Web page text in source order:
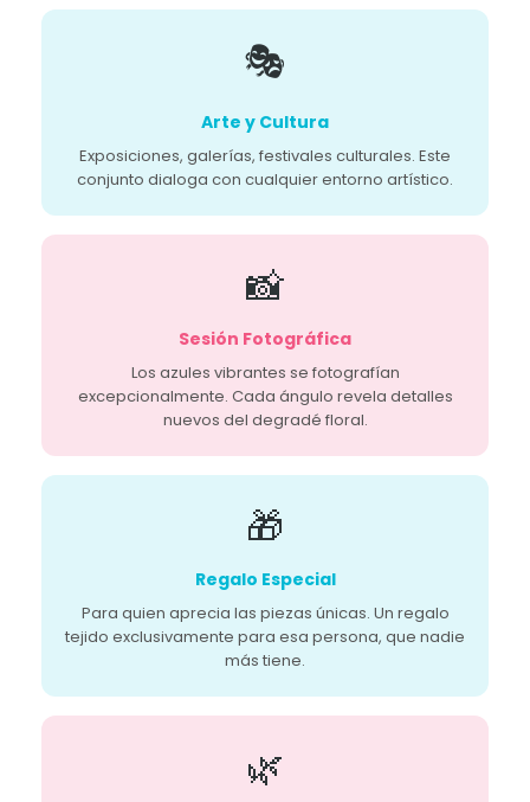
🎭
Arte y Cultura
Exposiciones, galerías, festivales culturales. Este
conjunto dialoga con cualquier entorno artístico.
📸
Sesión Fotográfica
Los azules vibrantes se fotografían
excepcionalmente. Cada ángulo revela detalles
nuevos del degradé floral.
🎁
Regalo Especial
Para quien aprecia las piezas únicas. Un regalo
tejido exclusivamente para esa persona, que nadie
más tiene.
🌿